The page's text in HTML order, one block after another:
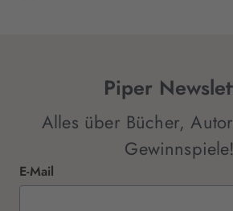
Piper
Alles über Bücher,
Gewinnspiele!
E-Mail